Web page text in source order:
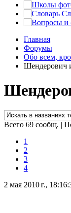
Главная
Форумы
Обо всем,
Шендерович
Всего 69 сообщ. |
1
2
3
4
2 мая 2010 г.,